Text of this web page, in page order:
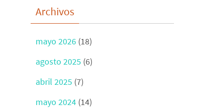
Archivos
mayo 2026 (18)
agosto 2025 (6)
abril 2025 (7)
mayo 2024 (14)